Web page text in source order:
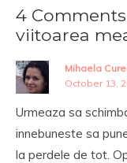
4
viitoarea
Mihaela
October 13,
Urmeaza sa
innebuneste sa
la perdele de tot.